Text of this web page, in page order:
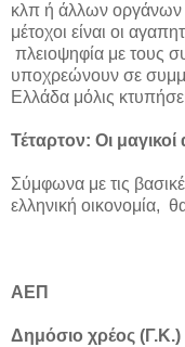
κλπ ή άλλων οργάνων
μέτοχοι είναι οι
πλειοψηφία με τους
υποχρεώνουν σε
Ελλάδα μόλις
Τέταρτον: Οι
Σύμφωνα με τις
ελληνική οικονομία,
ΑΕΠ -
Δημόσιο χρέος (Γ.Κ.)